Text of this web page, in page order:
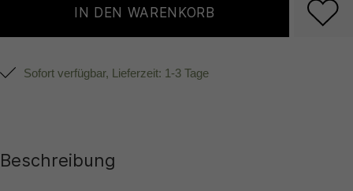
IN DEN WARENKORB
Sofort verfügbar, Lieferzeit: 1-3 Tage
Beschreibung